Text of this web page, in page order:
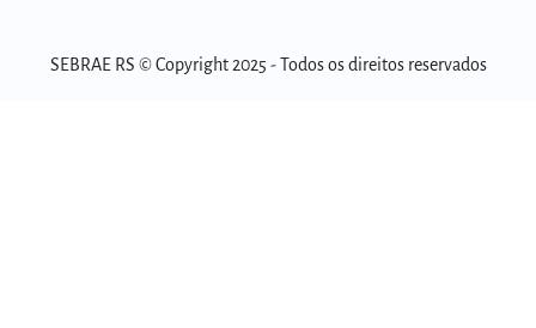
SEBRAE RS © Copyright 2025 - Todos os direitos reservados